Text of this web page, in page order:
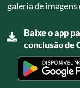
galeria de imagens
Baixe o app
conclusão de